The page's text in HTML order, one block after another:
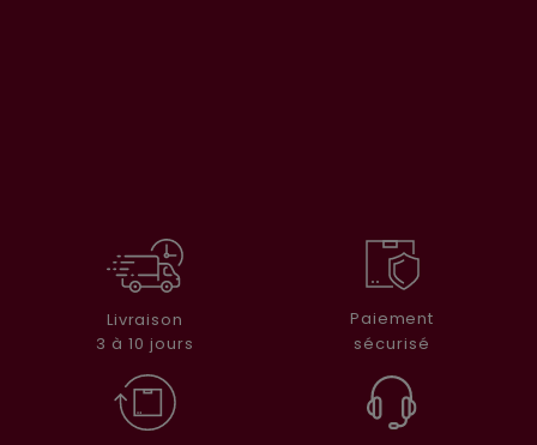
Livraison
3 à 10 jours
Paiement
sécurisé